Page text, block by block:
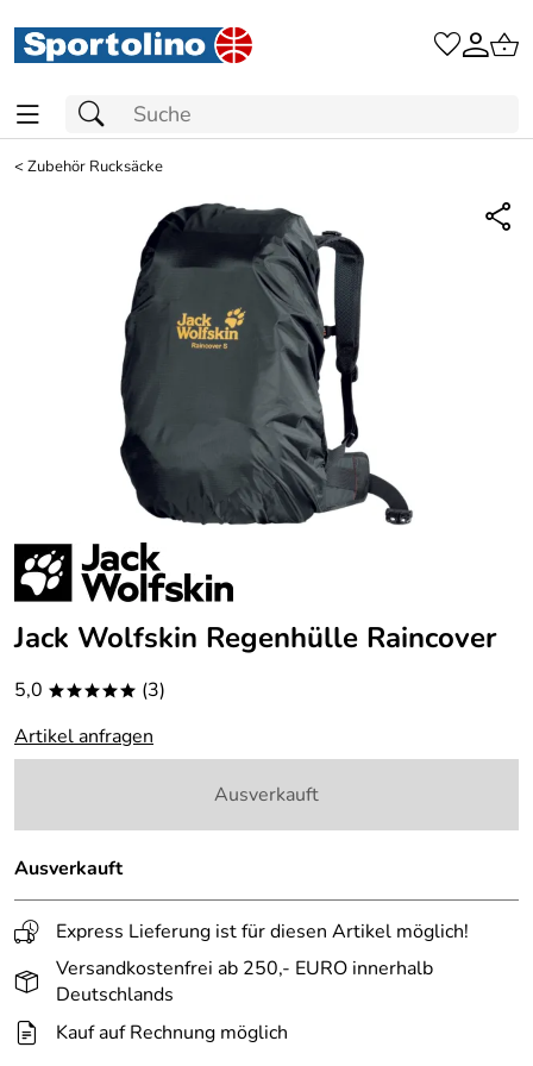
<Zubehör Rucksäcke
Jack Wolfskin Regenhülle Raincover
5,0 ***** (3)
Artikel anfragen
Ausverkauft
Ausverkauft
Express Lieferung ist für diesen Artikel möglich!
Versandkostenfrei ab 250,- EURO innerhalb
Deutschlands
Kauf auf Rechnung möglich